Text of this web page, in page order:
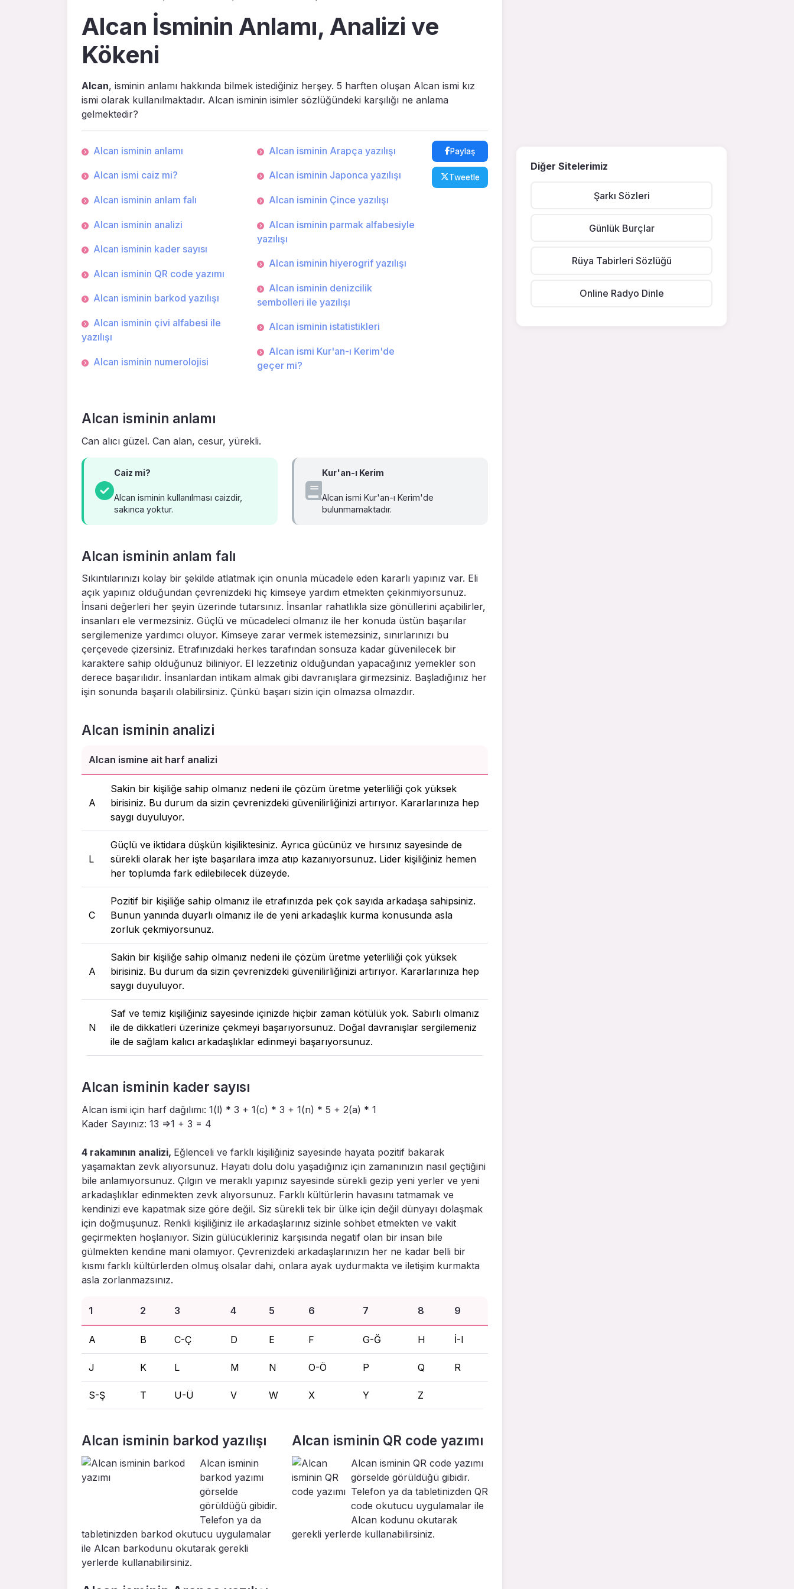
Alcan İsminin Anlamı, Analizi ve
Kökeni
Alcan, isminin anlamı hakkında bilmek istediğiniz herşey. 5 harften oluşan Alcan ismi kız
ismi olarak kullanılmaktadır. Alcan isminin isimler sözlüğündeki karşılığı ne anlama
gelmektedir?
Alcan isminin anlamı
Alcan ismi caiz mi?
Alcan isminin anlam falı
Alcan isminin analizi
Alcan isminin kader sayısı
Alcan isminin QR code yazımı
Alcan isminin barkod yazılışı
Alcan isminin çivi alfabesi ile
yazılışı
Alcan isminin numerolojisi
Alcan isminin Arapça yazılışı
Alcan isminin Japonca yazılışı
Alcan isminin Çince yazılışı
Alcan isminin parmak alfabesiyle
yazılışı
Alcan isminin hiyerogrif yazılışı
Alcan isminin denizcilik
sembolleri ile yazılışı
Alcan isminin istatistikleri
Alcan ismi Kur'an-ı Kerim'de
geçer mi?
Paylaş
Tweetle
Alcan isminin anlamı
Can alıcı güzel. Can alan, cesur, yürekli.
Caiz mi?
Alcan isminin kullanılması caizdir,
sakınca yoktur.
Kur'an-ı Kerim
Alcan ismi Kur'an-ı Kerim'de
bulunmamaktadır.
Alcan isminin anlam falı
Sıkıntılarınızı kolay bir şekilde atlatmak için onunla mücadele eden kararlı yapınız var. Eli
açık yapınız olduğundan çevrenizdeki hiç kimseye yardım etmekten çekinmiyorsunuz.
İnsani değerleri her şeyin üzerinde tutarsınız. İnsanlar rahatlıkla size gönüllerini açabilirler,
insanları ele vermezsiniz. Güçlü ve mücadeleci olmanız ile her konuda üstün başarılar
sergilemenize yardımcı oluyor. Kimseye zarar vermek istemezsiniz, sınırlarınızı bu
çerçevede çizersiniz. Etrafınızdaki herkes tarafından sonsuza kadar güvenilecek bir
karaktere sahip olduğunuz biliniyor. El lezzetiniz olduğundan yapacağınız yemekler son
derece başarılıdır. İnsanlardan intikam almak gibi davranışlara girmezsiniz. Başladığınız her
işin sonunda başarılı olabilirsiniz. Çünkü başarı sizin için olmazsa olmazdır.
Alcan isminin analizi
Alcan ismine ait harf analizi
A
Sakin bir kişiliğe sahip olmanız nedeni ile çözüm üretme yeterliliği çok yüksek
birisiniz. Bu durum da sizin çevrenizdeki güvenilirliğinizi artırıyor. Kararlarınıza hep
saygı duyuluyor.
L
Güçlü ve iktidara düşkün kişiliktesiniz. Ayrıca gücünüz ve hırsınız sayesinde de
sürekli olarak her işte başarılara imza atıp kazanıyorsunuz. Lider kişiliğiniz hemen
her toplumda fark edilebilecek düzeyde.
C
Pozitif bir kişiliğe sahip olmanız ile etrafınızda pek çok sayıda arkadaşa sahipsiniz.
Bunun yanında duyarlı olmanız ile de yeni arkadaşlık kurma konusunda asla
zorluk çekmiyorsunuz.
A
Sakin bir kişiliğe sahip olmanız nedeni ile çözüm üretme yeterliliği çok yüksek
birisiniz. Bu durum da sizin çevrenizdeki güvenilirliğinizi artırıyor. Kararlarınıza hep
saygı duyuluyor.
N
Saf ve temiz kişiliğiniz sayesinde içinizde hiçbir zaman kötülük yok. Sabırlı olmanız
ile de dikkatleri üzerinize çekmeyi başarıyorsunuz. Doğal davranışlar sergilemeniz
ile de sağlam kalıcı arkadaşlıklar edinmeyi başarıyorsunuz.
Alcan isminin kader sayısı
Alcan ismi için harf dağılımı: 1(l) * 3 + 1(c) * 3 + 1(n) * 5 + 2(a) * 1
Kader Sayınız: 13 =>1 + 3 = 4
4 rakamının analizi, Eğlenceli ve farklı kişiliğiniz sayesinde hayata pozitif bakarak
yaşamaktan zevk alıyorsunuz. Hayatı dolu dolu yaşadığınız için zamanınızın nasıl geçtiğini
bile anlamıyorsunuz. Çılgın ve meraklı yapınız sayesinde sürekli gezip yeni yerler ve yeni
arkadaşlıklar edinmekten zevk alıyorsunuz. Farklı kültürlerin havasını tatmamak ve
kendinizi eve kapatmak size göre değil. Siz sürekli tek bir ülke için değil dünyayı dolaşmak
için doğmuşunuz. Renkli kişiliğiniz ile arkadaşlarınız sizinle sohbet etmekten ve vakit
geçirmekten hoşlanıyor. Sizin gülücükleriniz karşısında negatif olan bir insan bile
gülmekten kendine mani olamıyor. Çevrenizdeki arkadaşlarınızın her ne kadar belli bir
kısmı farklı kültürlerden olmuş olsalar dahi, onlara ayak uydurmakta ve iletişim kurmakta
asla zorlanmazsınız.
1 2 3 4 5 6 7 8 9
A B C-Ç D E F G-Ğ H İ-I
J K L M N O-Ö P Q R
S-Ş T U-Ü V W X Y Z
Alcan isminin barkod yazılışı
Alcan isminin
barkod yazımı
görselde
görüldüğü gibidir.
Telefon ya da
tabletinizden barkod okutucu uygulamalar
ile Alcan barkodunu okutarak gerekli
yerlerde kullanabilirsiniz.
Alcan isminin QR code yazımı
Alcan isminin QR code yazımı
görselde görüldüğü gibidir.
Telefon ya da tabletinizden QR
code okutucu uygulamalar ile
Alcan kodunu okutarak
gerekli yerlerde kullanabilirsiniz.
Diğer Sitelerimiz
Şarkı Sözleri
Günlük Burçlar
Rüya Tabirleri Sözlüğü
Online Radyo Dinle